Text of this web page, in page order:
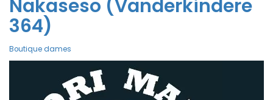
Nakaseso (Vanderkindere
364)
Boutique dames